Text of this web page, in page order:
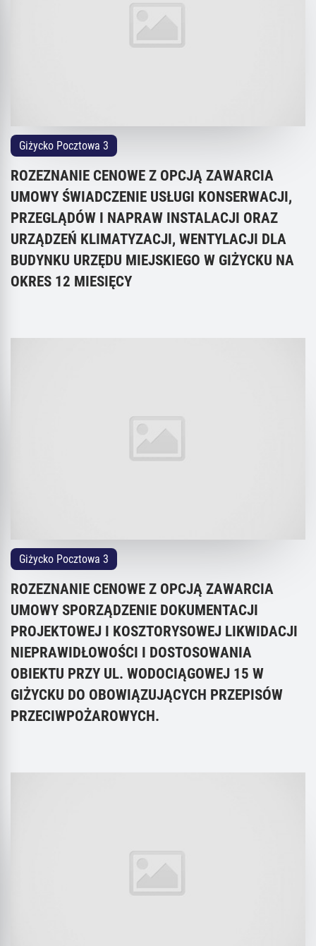
Giżycko Pocztowa 3
ROZEZNANIE CENOWE Z OPCJĄ ZAWARCIA
UMOWY ŚWIADCZENIE USŁUGI KONSERWACJI,
PRZEGLĄDÓW I NAPRAW INSTALACJI ORAZ
URZĄDZEŃ KLIMATYZACJI, WENTYLACJI DLA
BUDYNKU URZĘDU MIEJSKIEGO W GIŻYCKU NA
OKRES 12 MIESIĘCY
Giżycko Pocztowa 3
ROZEZNANIE CENOWE Z OPCJĄ ZAWARCIA
UMOWY SPORZĄDZENIE DOKUMENTACJI
PROJEKTOWEJ I KOSZTORYSOWEJ LIKWIDACJI
NIEPRAWIDŁOWOŚCI I DOSTOSOWANIA
OBIEKTU PRZY UL. WODOCIĄGOWEJ 15 W
GIŻYCKU DO OBOWIĄZUJĄCYCH PRZEPISÓW
PRZECIWPOŻAROWYCH.